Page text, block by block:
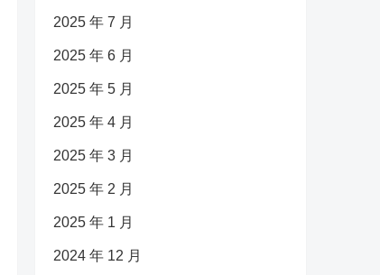
2025 年 7 月
2025 年 6 月
2025 年 5 月
2025 年 4 月
2025 年 3 月
2025 年 2 月
2025 年 1 月
2024 年 12 月